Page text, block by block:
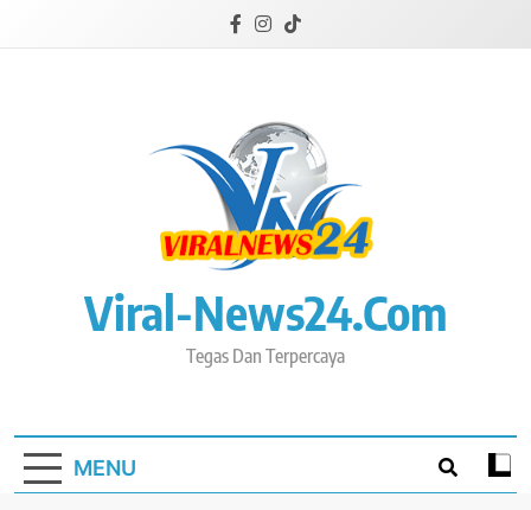
Viral-News24.com
Tegas Dan Terpercaya
MENU